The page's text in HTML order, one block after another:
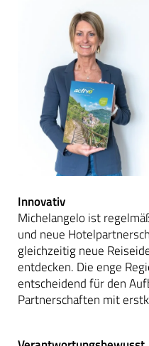
Innovativ
Michelangelo ist
und neue
gleichzeitig neue
entdecken. Die enge
entscheidend für den
Partnerschaften mit